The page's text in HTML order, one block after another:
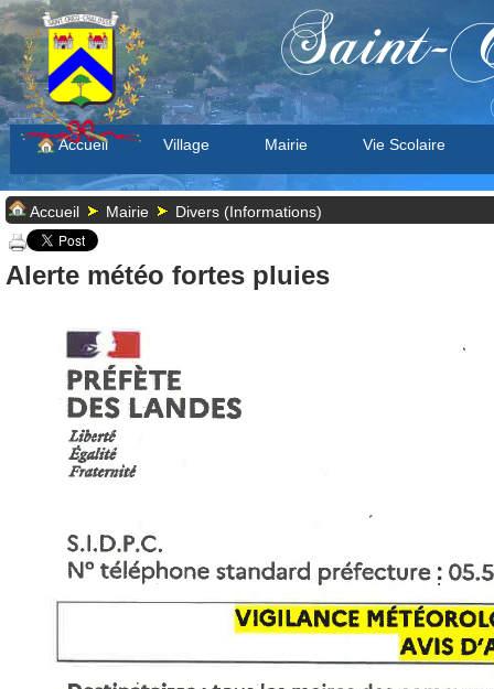
Saint-
Accueil Village Mairie Vie Scolaire
Accueil Mairie Divers (Informations)
Alerte météo fortes pluies